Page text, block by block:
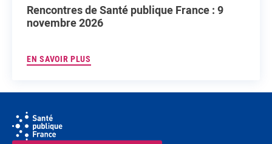
Rencontres de Santé publique France : 9
novembre 2026
EN SAVOIR PLUS